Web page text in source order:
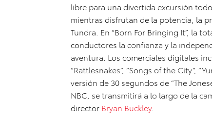
libre para una divertida excursión
mientras disfrutan de la potencia, la
Tundra. En “Born For Bringing It”, la
conductores la confianza y la
aventura. Los comerciales digitales
“Rattlesnakes”, “Songs of the City”,
versión de 30 segundos de “The
NBC, se transmitirá a lo largo de la
director Bryan Buckley.